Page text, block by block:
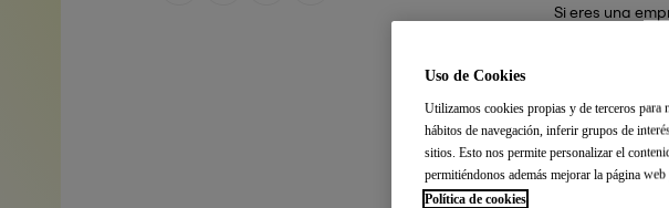
Si eres una
otros
nuestros
tus materiales
Además,
sostenibles en
Un paso más
Uso de Cookies
Utilizamos cookies propias y de terceros para
hábitos de navegación, inferir grupos de
sitios. Esto nos permite personalizar el
permitiéndonos además mejorar la página
Política de cookies